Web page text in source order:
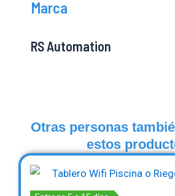
Marca
RS Automation
Otras personas
estos